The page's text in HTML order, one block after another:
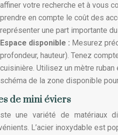
affiner votre recherche et à vous
prendre en compte le coût des
représenter une part importante
Espace disponible : Mesurez
profondeur, hauteur). Tenez
cuisinière. Utilisez un mètre
schéma de la zone disponible
de mini éviers
une variété de matériaux
L’acier inoxydable est